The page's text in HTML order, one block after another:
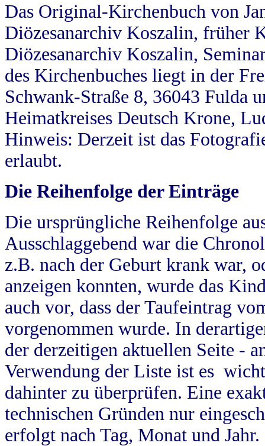
Das Original-Kirchenbuch von
Diözesanarchiv Koszalin, früher
Diözesanarchiv Koszalin,
des Kirchenbuches liegt in der
Schwank-Straße 8, 36043 Fulda
Heimatkreises Deutsch Krone,
Hinweis: Derzeit ist das
erlaubt.
Die Reihenfolge der Einträge
Die ursprüngliche Reihenfolge
Ausschlaggebend war die
z.B. nach der Geburt krank war,
anzeigen konnten, wurde das
auch vor, dass der Taufeintrag
vorgenommen wurde. In
der derzeitigen aktuellen Seite -
Verwendung der Liste ist es
dahinter zu überprüfen. Eine
technischen Gründen nur
erfolgt nach Tag, Monat und Jahr.